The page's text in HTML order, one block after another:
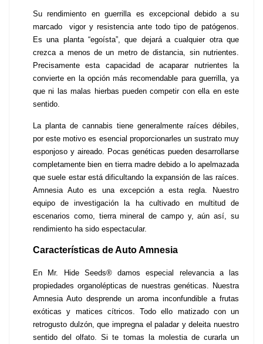
Su rendimiento en guerrilla es excepcional debido a su
marcado  vigor y resistencia ante todo tipo de patógenos.
Es una planta “egoísta”, que dejará a cualquier otra que
crezca a menos de un metro de distancia, sin nutrientes.
Precisamente esta capacidad de acaparar nutrientes la
convierte en la opción más recomendable para guerrilla, ya
que ni las malas hierbas pueden competir con ella en este
sentido.
La planta de cannabis tiene generalmente raíces débiles,
por este motivo es esencial proporcionarles un sustrato muy
esponjoso y aireado. Pocas genéticas pueden desarrollarse
completamente bien en tierra madre debido a lo apelmazada
que suele estar está dificultando la expansión de las raíces.
Amnesia Auto es una excepción a esta regla. Nuestro
equipo de investigación la ha cultivado en multitud de
escenarios como, tierra mineral de campo y, aún así, su
rendimiento ha sido espectacular.
Características de Auto Amnesia
En Mr. Hide Seeds® damos especial relevancia a las
propiedades organolépticas de nuestras genéticas. Nuestra
Amnesia Auto desprende un aroma inconfundible a frutas
exóticas y matices cítricos. Todo ello matizado con un
retrogusto dulzón, que impregna el paladar y deleita nuestro
sentido del olfato. Si te tomas la molestia de curarla un